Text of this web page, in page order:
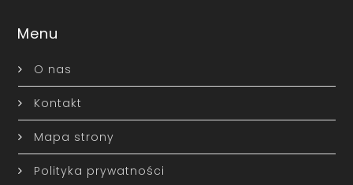
Menu
O nas
Kontakt
Mapa strony
Polityka prywatności